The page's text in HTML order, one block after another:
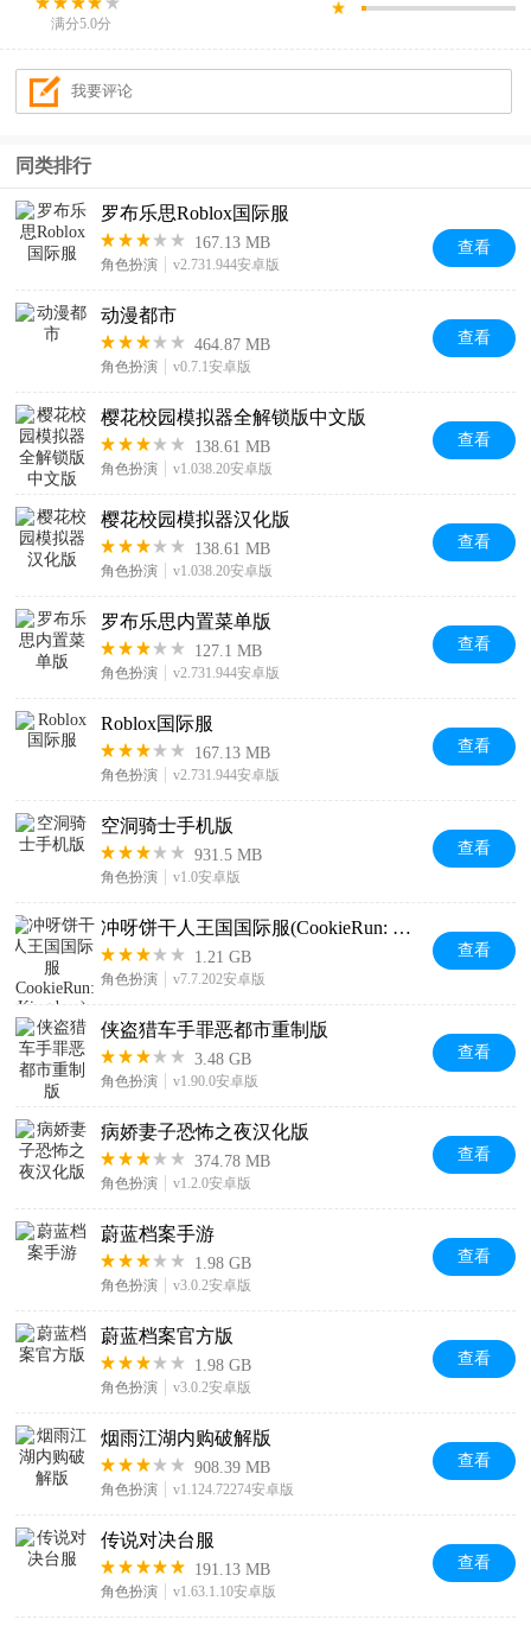
满分5.0分
同类排行
罗布乐思Roblox国际服
167.13 MB
角色扮演 v2.731.944安卓版
查看
动漫都市
464.87 MB
角色扮演 v0.7.1安卓版
查看
樱花校园模拟器全解锁版中文版
138.61 MB
角色扮演 v1.038.20安卓版
查看
樱花校园模拟器汉化版
138.61 MB
角色扮演 v1.038.20安卓版
查看
罗布乐思内置菜单版
127.1 MB
角色扮演 v2.731.944安卓版
查看
Roblox国际服
167.13 MB
角色扮演 v2.731.944安卓版
查看
空洞骑士手机版
931.5 MB
角色扮演 v1.0安卓版
查看
冲呀饼干人王国国际服(CookieRun: Kingdom)
1.21 GB
角色扮演 v7.7.202安卓版
查看
侠盗猎车手罪恶都市重制版
3.48 GB
角色扮演 v1.90.0安卓版
查看
病娇妻子恐怖之夜汉化版
374.78 MB
角色扮演 v1.2.0安卓版
查看
蔚蓝档案手游
1.98 GB
角色扮演 v3.0.2安卓版
查看
蔚蓝档案官方版
1.98 GB
角色扮演 v3.0.2安卓版
查看
烟雨江湖内购破解版
908.39 MB
角色扮演 v1.124.72274安卓版
查看
传说对决台服
191.13 MB
角色扮演 v1.63.1.10安卓版
查看